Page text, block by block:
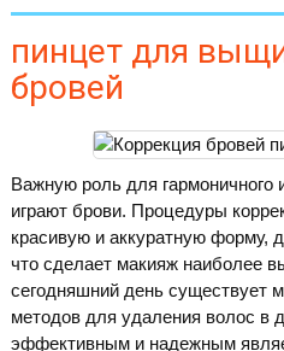
пинцет для
бровей
Важную роль для гармоничного
играют брови. Процедуры
красивую и аккуратную форму,
что сделает макияж наиболее
сегодняшний день существует
методов для удаления волос в
эффективным и надежным